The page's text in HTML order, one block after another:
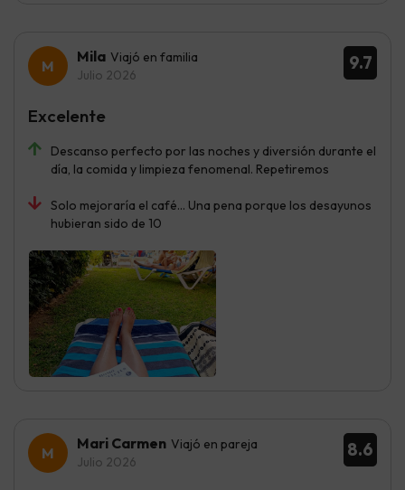
9.7
Mila Viajó en familia
Julio 2026
Descanso perfecto por las noches y diversión durante el
día, la comida y limpieza fenomenal. Repetiremos
Solo mejoraría el café... Una pena porque los desayunos
hubieran sido de 10
Excelente
8.6
Mari Carmen Viajó en pareja
Julio 2026